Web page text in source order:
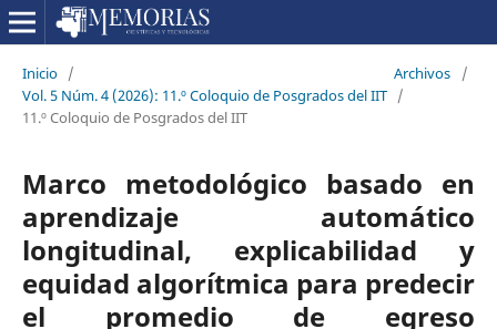
Inicio / Archivos
/
Vol. 5 Núm. 4 (2026): 11.º Coloquio de Posgrados del IIT /
11.º Coloquio de Posgrados del IIT
Marco metodológico basado en
aprendizaje automático
longitudinal, explicabilidad y
equidad algorítmica para predecir
el promedio de egreso